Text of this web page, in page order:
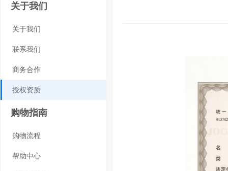
关于我们
关于我们
联系我们
商务合作
授权资质
购物指南
购物流程
帮助中心